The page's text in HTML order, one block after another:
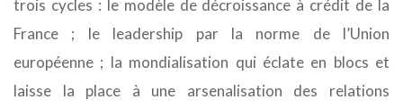
trois cycles : le modèle de décroissance à crédit de la
France ; le leadership par la norme de l’Union
européenne ; la mondialisation qui éclate en blocs et
laisse la place à une arsenalisation des relations